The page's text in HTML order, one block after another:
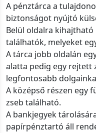
A pénztárca a
biztonságot nyújtó
Belül oldalra
találhatók, melyeket
A tárca jobb oldalán
alatta pedig egy rejtett
legfontosabb
A középső részen egy
zseb található.
A bankjegyek
papírpénztartó áll